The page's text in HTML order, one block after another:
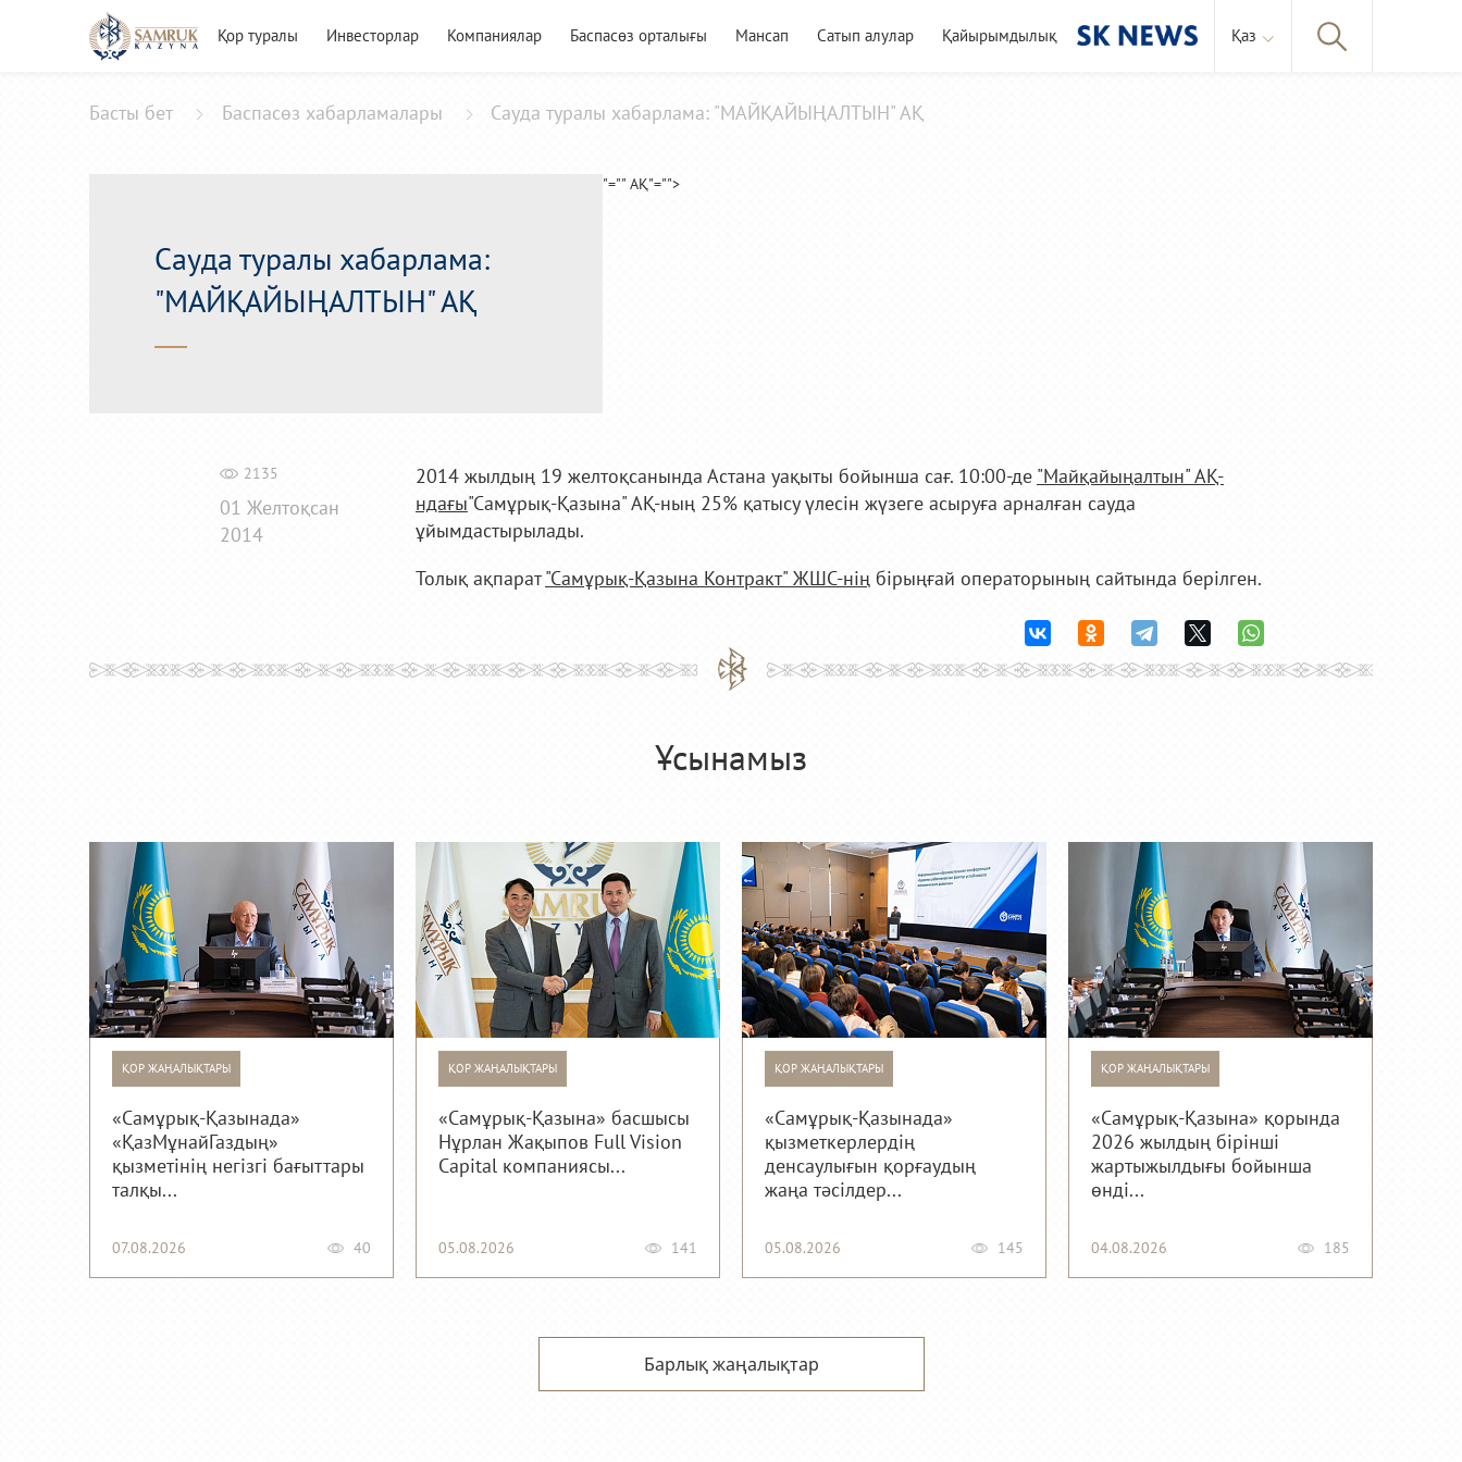
Қор туралы Инвесторлар Компаниялар Баспасөз орталығы Мансап Сатып алулар Қайырымдылық Қаз
Басты бет Баспасөз хабарламалары Сауда туралы хабарлама: "МАЙҚАЙЫҢАЛТЫН" АҚ
Сауда туралы хабарлама:
"МАЙҚАЙЫҢАЛТЫН" АҚ
"="" АҚ"="">
2135
01 Желтоқсан
2014
2014 жылдың 19 желтоқсанында Астана уақыты бойынша сағ. 10:00-де "Майқайыңалтын" АҚ-
ндағы"Самұрық-Қазына" АҚ-ның 25% қатысу үлесін жүзеге асыруға арналған сауда
ұйымдастырылады.
Толық ақпарат"Самұрық-Қазына Контракт" ЖШС-нің бірыңғай операторының сайтында берілген.
Ұсынамыз
ҚОР ЖАҢАЛЫҚТАРЫ
«Самұрық-Қазынада»
«ҚазМұнайГаздың»
қызметінің негізгі бағыттары
талқы...
07.08.2026 40
ҚОР ЖАҢАЛЫҚТАРЫ
«Самұрық-Қазына» басшысы
Нұрлан Жақыпов Full Vision
Capital компаниясы...
05.08.2026 141
ҚОР ЖАҢАЛЫҚТАРЫ
«Самұрық-Қазынада»
қызметкерлердің
денсаулығын қорғаудың
жаңа тәсілдер...
05.08.2026 145
ҚОР ЖАҢАЛЫҚТАРЫ
«Самұрық-Қазына» қорында
2026 жылдың бірінші
жартыжылдығы бойынша
өнді...
04.08.2026 185
Барлық жаңалықтар